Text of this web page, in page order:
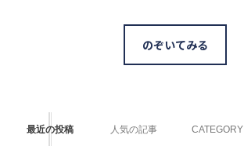
のぞいてみる
最近の投稿 人気の記事 CATEGORY